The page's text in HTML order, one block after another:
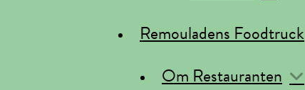
Remouladens Foodtruck
Om Restauranten